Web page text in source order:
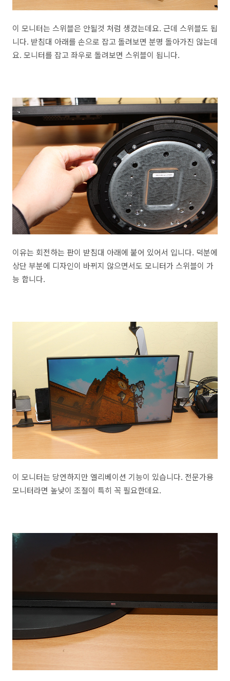
이 모니터는 스위블은 안될것 처럼 생겼는데요. 근데 스위블도 됩
니다. 받침대 아래를 손으로 잡고 돌려보면 분명 돌아가진 않는데
요. 모니터를 잡고 좌우로 돌려보면 스위블이 됩니다.
이유는 회전하는 판이 받침대 아래에 붙어 있어서 입니다. 덕분에
상단 부분에 디자인이 바뀌지 않으면서도 모니터가 스위블이 가
능 합니다.
이 모니터는 당연하지만 엘리베이션 기능이 있습니다. 전문가용
모니터라면 높낮이 조절이 특히 꼭 필요한데요.